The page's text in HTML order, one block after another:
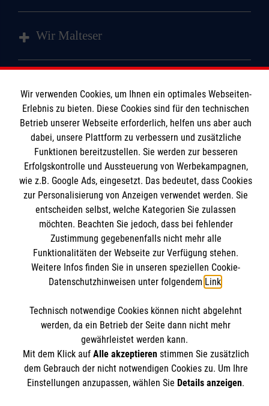
Wir Malteser
Angebote und Leistungen
Mitarbeiten & Stellenangebote
Wir Malteser
Informationen
Kontakt
Presse & Medien
Transparenz
Compliance
Impressum
Datenschutz
Malteser online
Malteser in Deutschland
Malteserorden
Malteser International
Mediathek
Sharepoint
Spendenkonto
Empfänger: Malteser Hilfsdienst e.V.
BIC: GENODED 1PA7
Der Malteser Hilfsdienst e.V. ist als eingetragene
gemeinnützige Organisation von der Körperschafts- und
Wir verwenden Cookies, um Ihnen ein optimales Webseiten-
Erlebnis zu bieten. Diese Cookies sind für den technischen
Betrieb unserer Webseite erforderlich, helfen uns aber auch
dabei, unsere Plattform zu verbessern und zusätzliche
Funktionen bereitzustellen. Sie werden zur besseren
Erfolgskontrolle und Aussteuerung von Werbekampagnen,
wie z.B. Google Ads, eingesetzt. Das bedeutet, dass Cookies
zur Personalisierung von Anzeigen verwendet werden. Sie
entscheiden selbst, welche Kategorien Sie zulassen
möchten. Beachten Sie jedoch, dass bei fehlender
Zustimmung gegebenenfalls nicht mehr alle
Funktionalitäten der Webseite zur Verfügung stehen.
Weitere Infos finden Sie in unseren speziellen Cookie-
Datenschutzhinweisen unter folgendem Link.
Technisch notwendige Cookies können nicht abgelehnt
werden, da ein Betrieb der Seite dann nicht mehr
gewährleistet werden kann.
Mit dem Klick auf Alle akzeptierenstimmen Sie zusätzlich
dem Gebrauch der nicht notwendigen Cookies zu. Um Ihre
Einstellungen anzupassen, wählen Sie Details anzeigen.